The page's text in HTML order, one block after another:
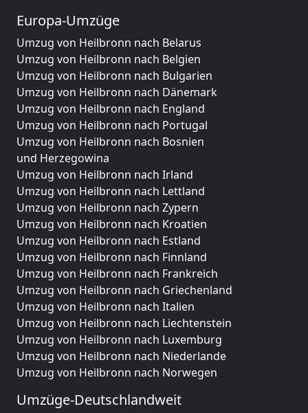
Europa-Umzüge
Umzug von Heilbronn nach Belarus
Umzug von Heilbronn nach Belgien
Umzug von Heilbronn nach Bulgarien
Umzug von Heilbronn nach Dänemark
Umzug von Heilbronn nach England
Umzug von Heilbronn nach Portugal
Umzug von Heilbronn nach Bosnien
und Herzegowina
Umzug von Heilbronn nach Irland
Umzug von Heilbronn nach Lettland
Umzug von Heilbronn nach Zypern
Umzug von Heilbronn nach Kroatien
Umzug von Heilbronn nach Estland
Umzug von Heilbronn nach Finnland
Umzug von Heilbronn nach Frankreich
Umzug von Heilbronn nach Griechenland
Umzug von Heilbronn nach Italien
Umzug von Heilbronn nach Liechtenstein
Umzug von Heilbronn nach Luxemburg
Umzug von Heilbronn nach Niederlande
Umzug von Heilbronn nach Norwegen
Umzüge-Deutschlandweit